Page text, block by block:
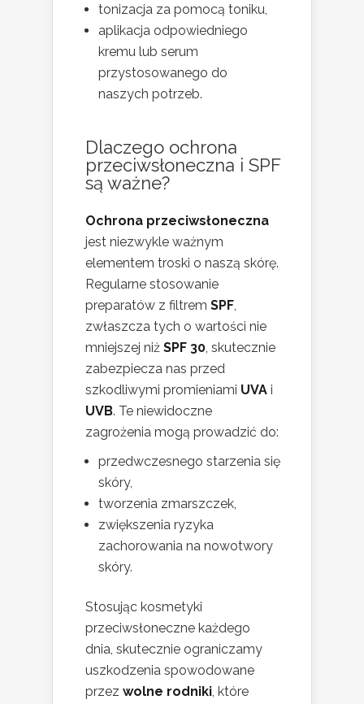
tonizacja za pomocą toniku,
aplikacja odpowiedniego
kremu lub serum
przystosowanego do
naszych potrzeb.
Dlaczego ochrona
przeciwsłoneczna i SPF
są ważne?
Ochrona przeciwsłoneczna
jest niezwykle ważnym
elementem troski o naszą skórę.
Regularne stosowanie
preparatów z filtrem SPF,
zwłaszcza tych o wartości nie
mniejszej niż SPF 30, skutecznie
zabezpiecza nas przed
szkodliwymi promieniami UVA i
UVB. Te niewidoczne
zagrożenia mogą prowadzić do:
przedwczesnego starzenia się
skóry,
tworzenia zmarszczek,
zwiększenia ryzyka
zachorowania na nowotwory
skóry.
Stosując kosmetyki
przeciwsłoneczne każdego
dnia, skutecznie ograniczamy
uszkodzenia spowodowane
przez wolne rodniki, które